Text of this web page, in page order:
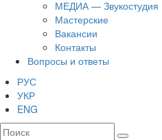
МЕДИА — Звукостудия
Мастерские
Вакансии
Контакты
Вопросы и ответы
РУС
УКР
ENG